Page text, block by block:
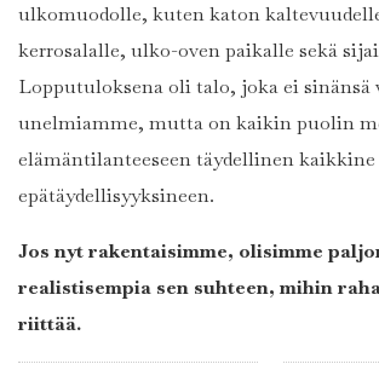
ulkomuodolle, kuten katon
kerrosalalle, ulko-oven paikalle sekä
Lopputuloksena oli talo, joka ei sinänsä
unelmiamme, mutta on kaikin puolin
elämäntilanteeseen täydellinen kaikkine
epätäydellisyyksineen.
Jos nyt rakentaisimme, olisimme
realistisempia sen suhteen, mihin
riittää.